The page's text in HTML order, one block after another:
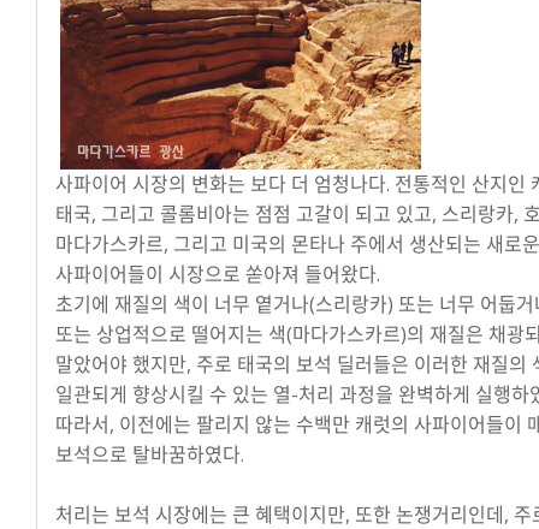
사파이어 시장의 변화는 보다 더 엄청나다. 전통적인 산지인
태국, 그리고 콜롬비아는 점점 고갈이 되고 있고, 스리랑카,
마다가스카르, 그리고 미국의 몬타나 주에서 생산되는 새로운
사파이어들이 시장으로 쏟아져 들어왔다.
초기에 재질의 색이 너무 옅거나(스리랑카) 또는 너무 어둡
또는 상업적으로 떨어지는 색(마다가스카르)의 재질은 채광
말았어야 했지만, 주로 태국의 보석 딜러들은 이러한 재질의
일관되게 향상시킬 수 있는 열-처리 과정을 완벽하게 실행하
따라서, 이전에는 팔리지 않는 수백만 캐럿의 사파이어들이
보석으로 탈바꿈하였다.
처리는 보석 시장에는 큰 혜택이지만, 또한 논쟁거리인데, 주